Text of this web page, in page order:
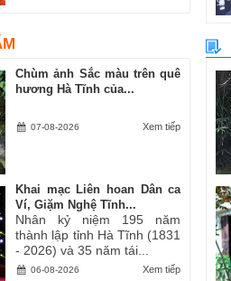
Chùm ảnh Sắc màu trên quê
hương Hà Tĩnh của...
Xem tiếp
07-08-2026
Khai mạc Liên hoan Dân ca
Ví, Giặm Nghệ Tĩnh...
Nhân kỷ niệm 195 năm
thành lập tỉnh Hà Tĩnh (1831
- 2026) và 35 năm tái...
Xem tiếp
06-08-2026